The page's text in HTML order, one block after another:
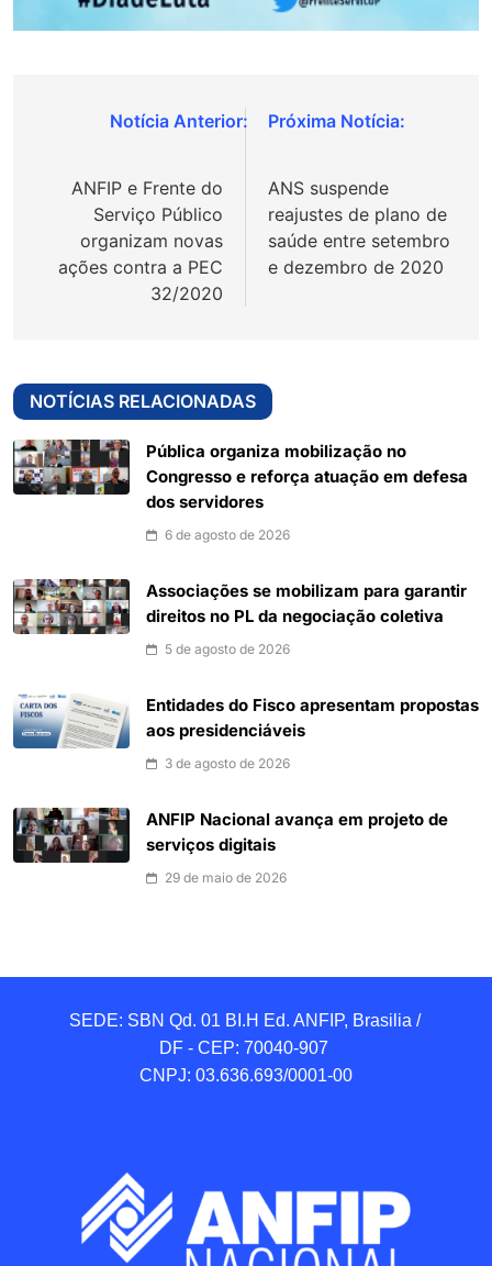
Navegação
Post
ANFIP e Frente do
Serviço Público
organizam novas
ações contra a PEC
32/2020
ANS suspende
reajustes de plano de
saúde entre setembro
e dezembro de 2020
NOTÍCIAS RELACIONADAS
Pública organiza mobilização no
Congresso e reforça atuação em defesa
dos servidores
6 de agosto de 2026
Associações se mobilizam para garantir
direitos no PL da negociação coletiva
5 de agosto de 2026
Entidades do Fisco apresentam propostas
aos presidenciáveis
3 de agosto de 2026
ANFIP Nacional avança em projeto de
serviços digitais
29 de maio de 2026
SEDE: SBN Qd. 01 BI.H Ed. ANFIP, Brasilia /
DF - CEP: 70040-907
CNPJ: 03.636.693/0001-00